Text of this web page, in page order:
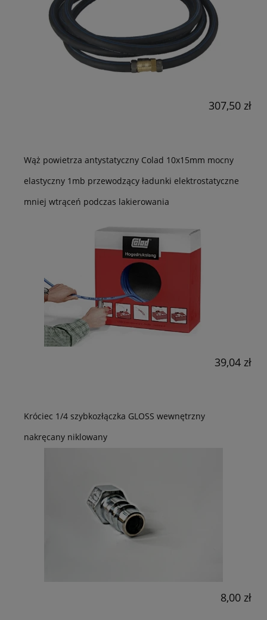
307,50 zł
Wąż powietrza antystatyczny Colad 10x15mm mocny
elastyczny 1mb przewodzący ładunki elektrostatyczne
mniej wtrąceń podczas lakierowania
39,04 zł
Króciec 1/4 szybkozłączka GLOSS wewnętrzny
nakręcany niklowany
8,00 zł